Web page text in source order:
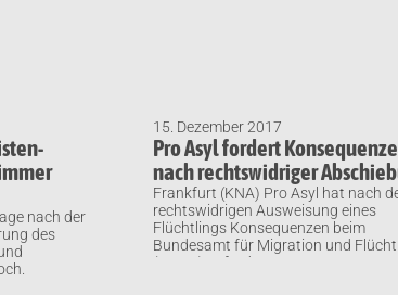
nach der
des
15. Dezember 2017
Pro Asyl fordert
nach rechtswidriger
Frankfurt (KNA) Pro Asyl hat nach
rechtswidrigen Ausweisung eines
Flüchtlings Konsequenzen beim
Bundesamt für Migration und
(BAMF) gefordert.